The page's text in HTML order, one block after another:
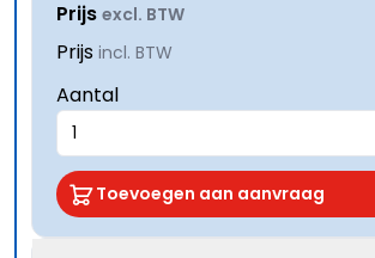
Prijs excl. BTW
Prijs incl. BTW
Aantal
Toevoegen aan aanvraag